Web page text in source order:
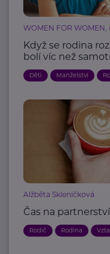
WOMEN FOR WOMEN,
Když se rodina
bolí víc než
Děti Manželství
Alžběta Skleničková
Čas na partnerství
Rodič Rodina